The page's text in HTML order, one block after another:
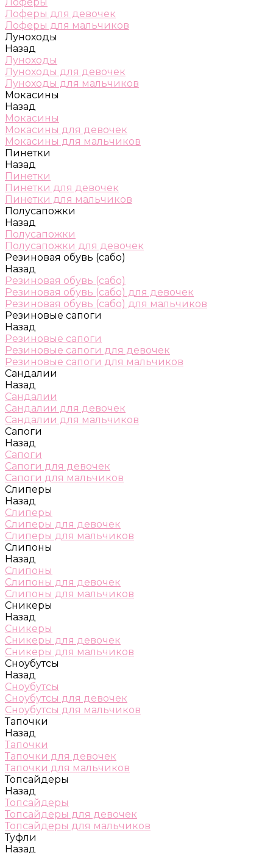
Лоферы для девочек
Лоферы для мальчиков
Луноходы
Назад
Луноходы
Луноходы для девочек
Луноходы для мальчиков
Мокасины
Назад
Мокасины
Мокасины для девочек
Мокасины для мальчиков
Пинетки
Назад
Пинетки
Пинетки для девочек
Пинетки для мальчиков
Полусапожки
Назад
Полусапожки
Полусапожки для девочек
Резиновая обувь (сабо)
Назад
Резиновая обувь (сабо)
Резиновая обувь (сабо) для девочек
Резиновая обувь (сабо) для мальчиков
Резиновые сапоги
Назад
Резиновые сапоги
Резиновые сапоги для девочек
Резиновые сапоги для мальчиков
Сандалии
Назад
Сандалии
Сандалии для девочек
Сандалии для мальчиков
Сапоги
Назад
Сапоги
Сапоги для девочек
Сапоги для мальчиков
Слиперы
Назад
Слиперы
Слиперы для девочек
Слиперы для мальчиков
Слипоны
Назад
Слипоны
Слипоны для девочек
Слипоны для мальчиков
Сникеры
Назад
Сникеры
Сникеры для девочек
Сникеры для мальчиков
Сноубутсы
Назад
Сноубутсы
Сноубутсы для девочек
Сноубутсы для мальчиков
Тапочки
Назад
Тапочки
Тапочки для девочек
Тапочки для мальчиков
Топсайдеры
Назад
Топсайдеры
Топсайдеры для девочек
Топсайдеры для мальчиков
Туфли
Назад